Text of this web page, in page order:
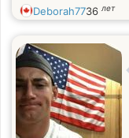
Deborah7736 лет